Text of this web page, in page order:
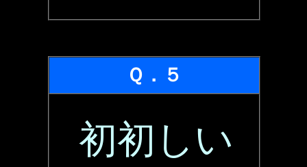
Ｑ．５
初初しい